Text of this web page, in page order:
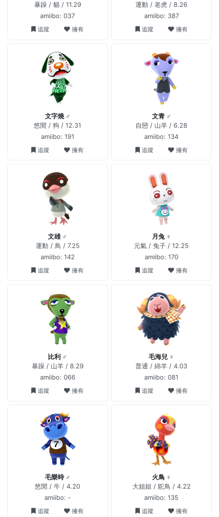
暴躁 / 貓 / 11.29
amiibo: 037
追蹤 擁有
運動 / 老虎 / 8.26
amiibo: 387
追蹤 擁有
文字燒 ♂
悠閒 / 狗 / 12.31
amiibo: 191
追蹤 擁有
文青 ♂
自戀 / 山羊 / 6.28
amiibo: 134
追蹤 擁有
文雄 ♂
運動 / 鳥 / 7.25
amiibo: 142
追蹤 擁有
月兔 ♀
元氣 / 兔子 / 12.25
amiibo: 170
追蹤 擁有
比利 ♂
暴躁 / 山羊 / 8.29
amiibo: 066
追蹤 擁有
毛海兒 ♀
普通 / 綿羊 / 4.03
amiibo: 081
追蹤 擁有
毛樂時 ♂
悠閒 / 牛 / 4.20
amiibo: -
追蹤 擁有
火鳥 ♀
大姐姐 / 鴕鳥 / 4.22
amiibo: 135
追蹤 擁有